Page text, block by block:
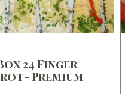
24 Finger
Premium